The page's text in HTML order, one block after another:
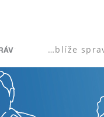
…blíže